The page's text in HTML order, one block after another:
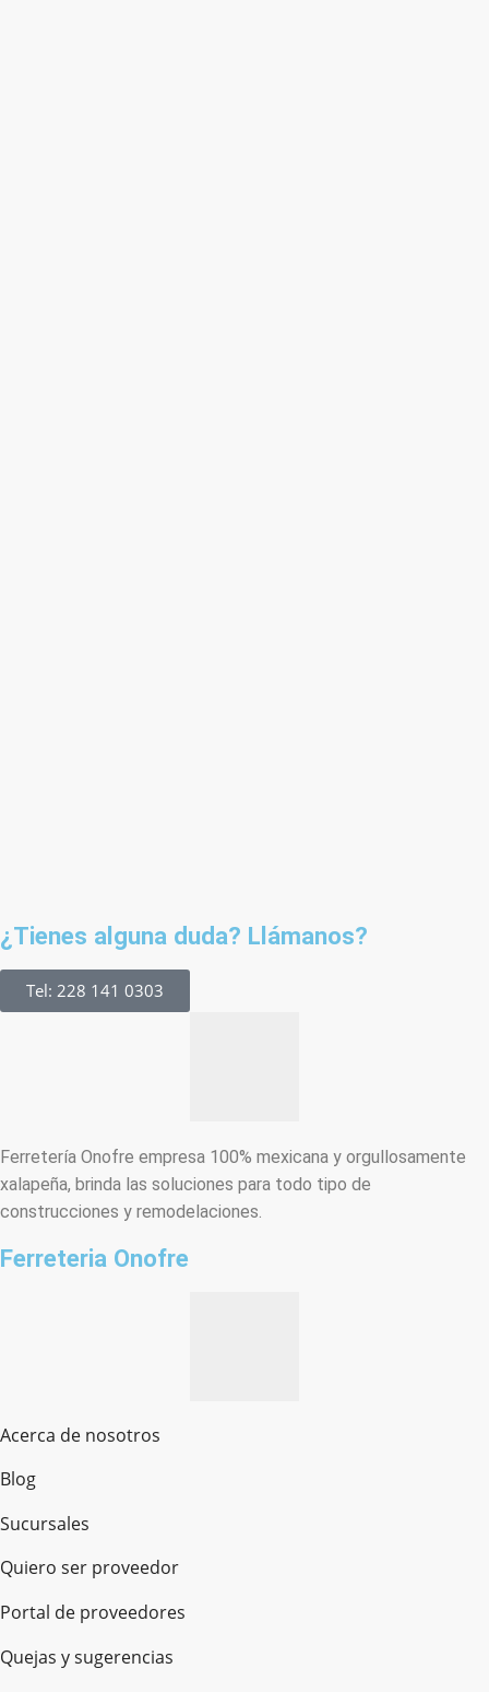
¿Tienes alguna duda? Llámanos?
Tel: 228 141 0303
Ferretería Onofre empresa 100% mexicana y orgullosamente
xalapeña, brinda las soluciones para todo tipo de
construcciones y remodelaciones.
Ferreteria Onofre
Acerca de nosotros
Blog
Sucursales
Quiero ser proveedor
Portal de proveedores
Quejas y sugerencias